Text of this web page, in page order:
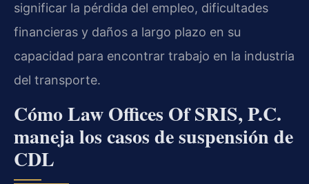
significar la pérdida del empleo, dificultades
financieras y daños a largo plazo en su
capacidad para encontrar trabajo en la industria
del transporte.
Cómo Law Offices Of SRIS, P.C.
maneja los casos de suspensión de
CDL